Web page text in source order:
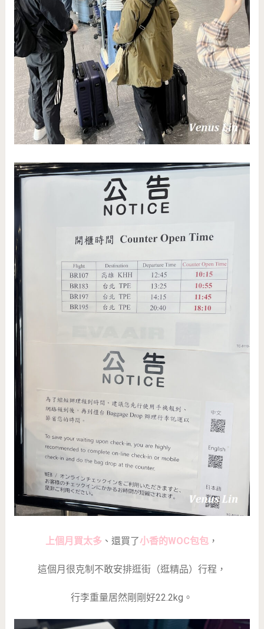
上個月買太多 、還買了小香的WOC包包 ，
這個月很克制不敢安排逛街（逛精品）行程，
行李重量居然剛剛好22.2kg。